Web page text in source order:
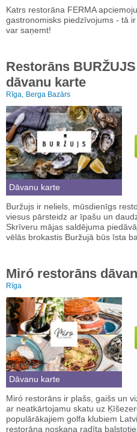
Katrs restorāna FERMA
gastronomisks piedzīvojums - tā
var saņemt!
Restorāns
dāvanu karte
Rīga, Berga Bazārs
Dāvanu karte
Buržujs ir neliels, mūsdienīgs
viesus pārsteidz ar īpašu un
Skrīveru mājas saldējuma
vēlās brokastis Buržujā būs īsta
Miró restorāns
Rīga
Dāvanu karte
Miró restorāns ir plašs, gaišs un
ar neatkārtojamu skatu uz
populārākajiem golfa klubiem
restorāna noskaņa radīta